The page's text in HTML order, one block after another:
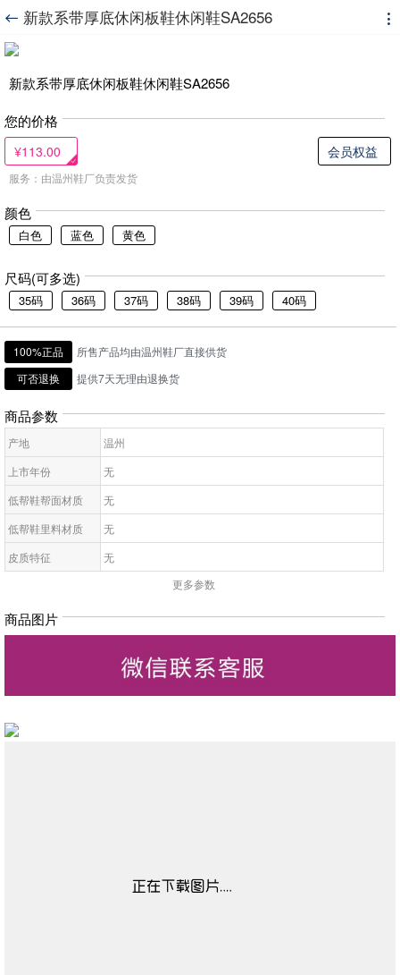
 新款系带厚底休闲板鞋休闲鞋SA2656 
新款系带厚底休闲板鞋休闲鞋SA2656
您的价格
¥113.00 会员权益
服务：由温州鞋厂负责发货
颜色
白色 蓝色 黄色
尺码(可多选)
35码 36码 37码 38码 39码 40码
100%正品
所售产品均由温州鞋厂直接供货
可否退换
提供7天无理由退换货
商品参数
产地
温州
上市年份
无
低帮鞋帮面材质
无
低帮鞋里料材质
无
皮质特征
无
低帮鞋开口深度
无
低帮鞋跟款式
无
低帮鞋闭合方式
更多参数
商品图片